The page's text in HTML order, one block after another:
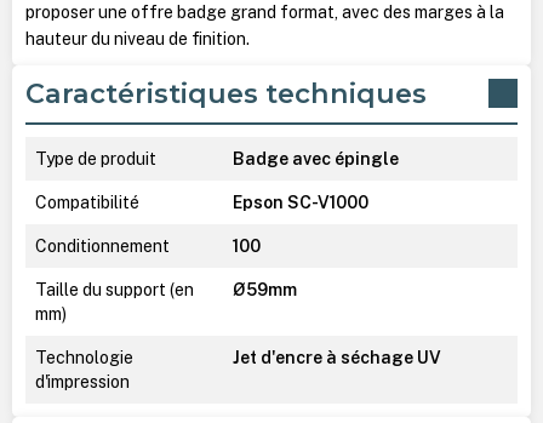
proposer une offre badge grand format, avec des marges à la
hauteur du niveau de finition.
Caractéristiques techniques
Type de produit Badge avec épingle
Compatibilité Epson SC-V1000
Conditionnement 100
Taille du support (en
mm)
Ø59mm
Technologie
d'impression
Jet d'encre à séchage UV